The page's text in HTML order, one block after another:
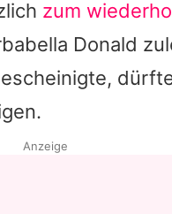
zum
Donald
Anzeige